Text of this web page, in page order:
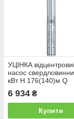
УЦІНКА
насос
кВт H 176(140)м Q
DONGYIN 4SDm2/25
(777125)
6 934 ₴
Купити